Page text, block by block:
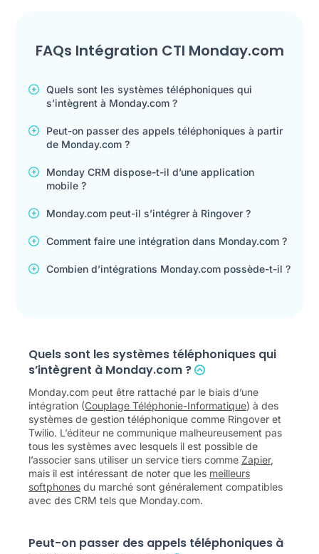
FAQs Intégration CTI Monday.com
Quels sont les systèmes téléphoniques qui
s’intègrent à Monday.com ?
Peut-on passer des appels téléphoniques à partir
de Monday.com ?
Monday CRM dispose-t-il d’une application
mobile ?
Monday.com peut-il s’intégrer à Ringover ?
Comment faire une intégration dans Monday.com ?
Combien d’intégrations Monday.com possède-t-il ?
Quels sont les systèmes téléphoniques qui
s’intègrent à Monday.com ?
Monday.com peut être rattaché par le biais d’une
intégration (Couplage Téléphonie-Informatique) à des
systèmes de gestion téléphonique comme Ringover et
Twilio. L’éditeur ne communique malheureusement pas
tous les systèmes avec lesquels il est possible de
l’associer sans utiliser un service tiers comme Zapier,
mais il est intéressant de noter que les meilleurs
softphones du marché sont généralement compatibles
avec des CRM tels que Monday.com.
Peut-on passer des appels téléphoniques à